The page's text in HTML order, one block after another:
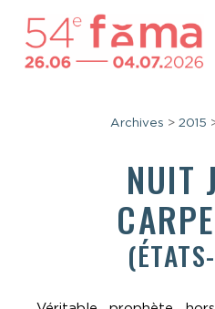
Archives > 2015
NUIT